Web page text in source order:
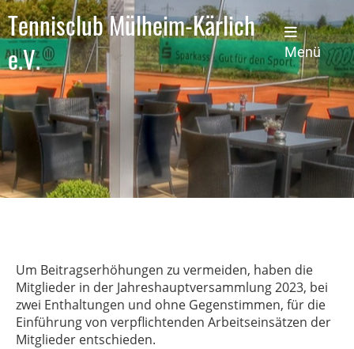
Tennisclub Mülheim-Kärlich
e.V.
Menü
Um Beitragserhöhungen zu vermeiden, haben die
Mitglieder in der Jahreshauptversammlung 2023, bei
zwei Enthaltungen und ohne Gegenstimmen, für die
Einführung von verpflichtenden Arbeitseinsätzen der
Mitglieder entschieden.